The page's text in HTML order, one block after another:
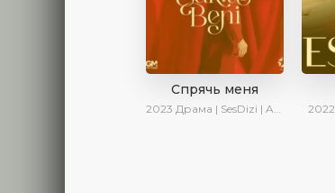
Спрячь меня
2023 Драма | SesDizi | AveTurk | AlisaDirilis | Сериалы 2023 2022